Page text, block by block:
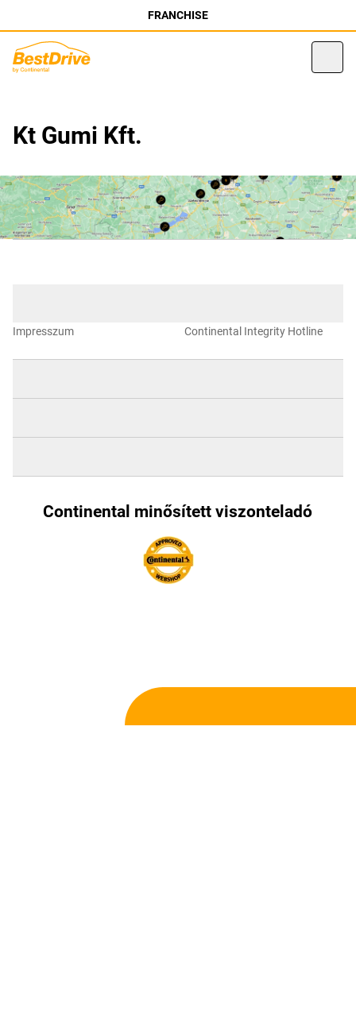
FRANCHISE
Kt Gumi Kft.
Impresszum Continental Integrity Hotline
Continental minősített viszonteladó